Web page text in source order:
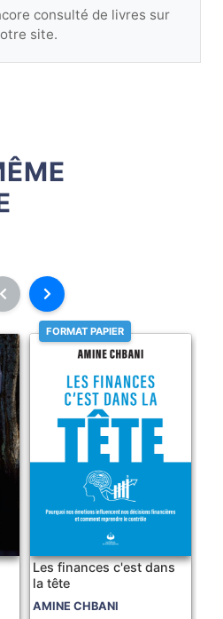
consulté de livres sur
site.
FORMAT PAPIER
Les finances c'est dans
la tête
AMINE CHBANI